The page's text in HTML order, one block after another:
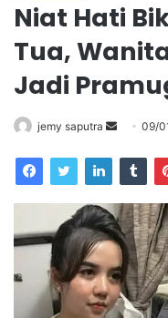
Niat Hati
Tua,
Jadi
jemy saputra
Send
email
09/